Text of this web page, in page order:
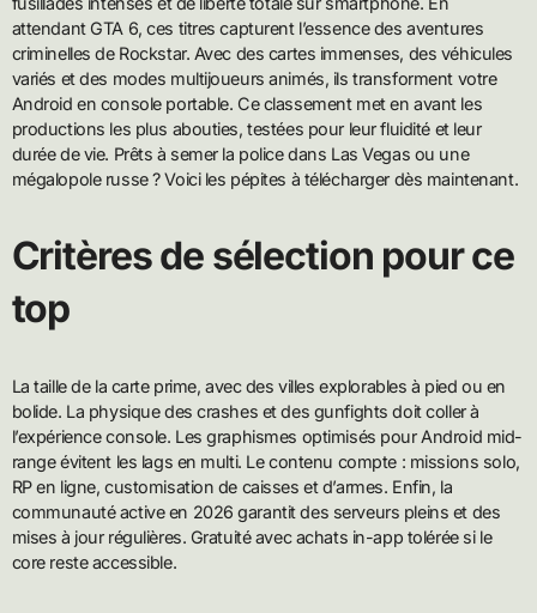
attendant GTA 6, ces titres capturent l’essence des aventures
criminelles de Rockstar. Avec des cartes immenses, des véhicules
variés et des modes multijoueurs animés, ils transforment votre
Android en console portable. Ce classement met en avant les
productions les plus abouties, testées pour leur fluidité et leur
durée de vie. Prêts à semer la police dans Las Vegas ou une
mégalopole russe ? Voici les pépites à télécharger dès maintenant.
Critères de sélection pour ce
top
La taille de la carte prime, avec des villes explorables à pied ou en
bolide. La physique des crashes et des gunfights doit coller à
l’expérience console. Les graphismes optimisés pour Android mid-
range évitent les lags en multi. Le contenu compte : missions solo,
RP en ligne, customisation de caisses et d’armes. Enfin, la
communauté active en 2026 garantit des serveurs pleins et des
mises à jour régulières. Gratuité avec achats in-app tolérée si le
core reste accessible.